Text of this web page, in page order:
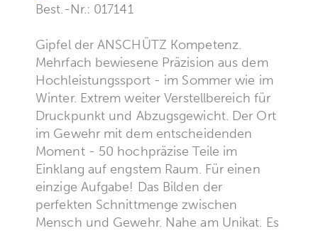
Best.-Nr.: 017141
Gipfel der ANSCHÜTZ Kompetenz.
Mehrfach bewiesene Präzision aus dem
Hochleistungssport - im Sommer wie im
Winter. Extrem weiter Verstellbereich für
Druckpunkt und Abzugsgewicht. Der Ort
im Gewehr mit dem entscheidenden
Moment - 50 hochpräzise Teile im
Einklang auf engstem Raum. Für einen
einzige Aufgabe! Das Bilden der
perfekten Schnittmenge zwischen
Mensch und Gewehr. Nahe am Unikat. Es